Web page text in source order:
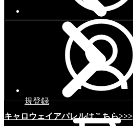
キャロウェイアパレルはこちら>>>
規登録